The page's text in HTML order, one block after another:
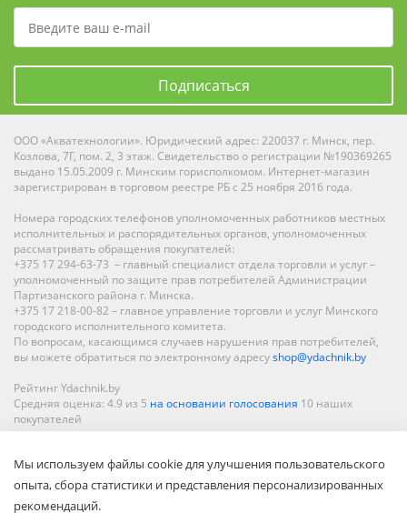
Подписаться
ООО «Акватехнологии». Юридический адрес: 220037 г. Минск, пер.
Козлова, 7Г, пом. 2, 3 этаж. Свидетельство о регистрации №190369265
выдано 15.05.2009 г. Минским горисполкомом. Интернет-магазин
зарегистрирован в торговом реестре РБ с 25 ноября 2016 года.
Номера городских телефонов уполномоченных работников местных
исполнительных и распорядительных органов, уполномоченных
рассматривать обращения покупателей:
+375 17 294-63-73 – главный специалист отдела торговли и услуг –
уполномоченный по защите прав потребителей Администрации
Партизанского района г. Минска.
+375 17 218-00-82 – главное управление торговли и услуг Минского
городского исполнительного комитета.
По вопросам, касающимся случаев нарушения прав потребителей,
вы можете обратиться по электронному адресуshop@ydachnik.by
Рейтинг Ydachnik.by
Средняя оценка: 4.9 из 5 на основании голосования 10 наших
покупателей
Гродно, Могилеве, Бобруйске, Барановичах, Молодечно,
Новополоцке, Пинске, Солигорске. При заказе в интернет-магазине
доставка осуществляется по всей Беларуси.
Мы используем файлы cookie для улучшения пользовательского
опыта, сбора статистики и представления персонализированных
рекомендаций.